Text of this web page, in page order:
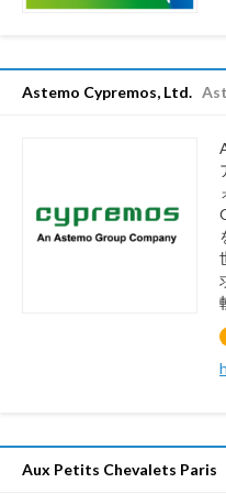
Astemo Cypremos, Ltd.
Aux Petits Chevalets Paris